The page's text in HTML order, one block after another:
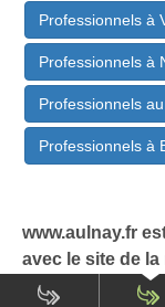
Professionnels à
Professionnels à
Professionnels
Professionnels à
www.aulnay.fr
avec le site de